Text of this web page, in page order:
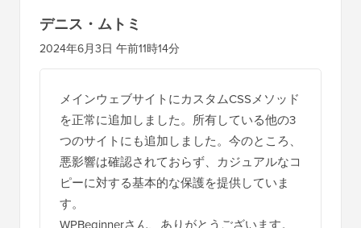
の
イ
ン
デニス・ムトミ
2024年6月3日 午前11時14分
メインウェブサイトにカスタムCSSメソッド
を正常に追加しました。所有している他の3
つのサイトにも追加しました。今のところ、
悪影響は確認されておらず、カジュアルなコ
ピーに対する基本的な保護を提供していま
す。
WPBeginnerさん、ありがとうございます。